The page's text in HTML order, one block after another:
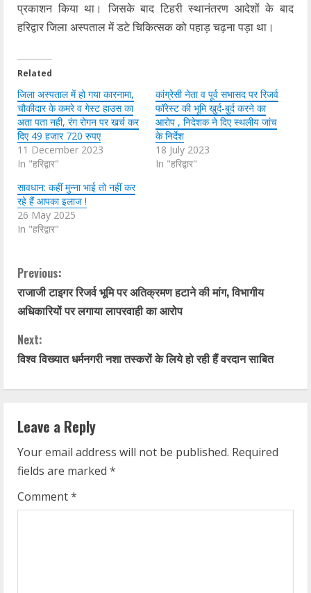
प्रकाशन किया था। जिसके बाद टिहरी स्थानंतरण आदेशों के बाद
हरिद्वार जिला अस्पताल में डटे चिकित्सक को पहाड़ चढ़ना पड़ा था।
Related
जिला अस्पताल में हो गया कारनामा,
चौकीदार के कमरे व गेस्ट हाउस का
अता पता नही, रंग रोगन पर खर्च कर
दिए 49 हजार 720 रुपए
11 December 2023
In "हरिद्वार"
कांग्रेसी नेता व पूर्व सभासद पर रिजर्व
फॉरेस्ट की भूमि खुर्द-बुर्द करने का
आरोप , निदेशक ने दिए स्थलीय जांच
के निर्देश
18 July 2023
In "हरिद्वार"
सावधान: कहीं मुन्ना भाई तो नहीं कर
रहे हैं आपका इलाज !
26 May 2025
In "हरिद्वार"
C
o
n
t
i
n
u
e
R
Previous:
राजाजी टाइगर रिजर्व भूमि पर अतिक्रमण हटाने की मांग, विभागीय
अधिकारियों पर लगाया लापरवाही का आरोप
Next:
विश्व विख्यात धर्मनगरी नशा तस्करों के लिये हो रही हैं वरदान साबित
Leave a Reply
Your email address will not be published. Required
fields are marked *
Comment*